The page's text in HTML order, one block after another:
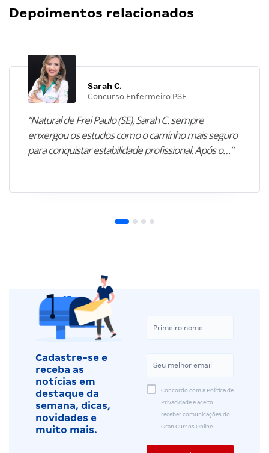
Depoimentos relacionados
Sarah C.
Concurso Enfermeiro PSF
“Natural de Frei Paulo (SE), Sarah C. sempre
enxergou os estudos como o caminho mais seguro
para conquistar estabilidade profissional. Após o…”
Cadastre-se e
receba as
notícias em
destaque da
semana, dicas,
novidades e
muito mais.
Concordo com a Política de
Privacidade e aceito
receber comunicações do
Gran Cursos Online.